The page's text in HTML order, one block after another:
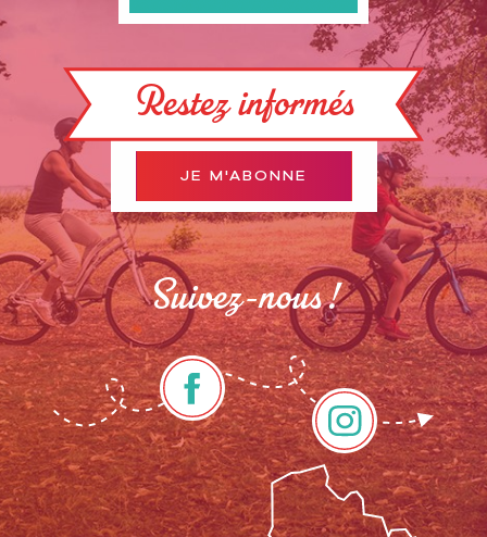
Description
Prestations
Restez informés
JE M'ABONNE
Suivez-nous !